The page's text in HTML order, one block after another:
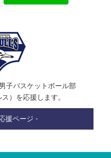
子バスケットボール部
）を応援します。
援ページ -